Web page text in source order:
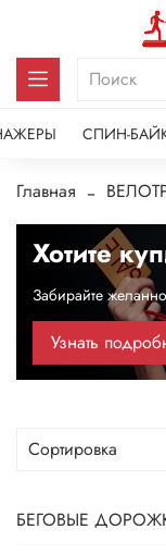
СПИН-
Главная
Хотите
Забирайте
Узнать
БЕГОВЫЕ